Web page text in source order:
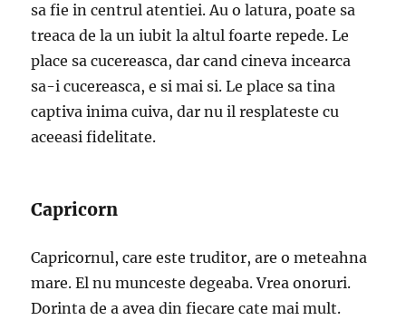
sa fie in centrul atentiei. Au o latura, poate sa
treaca de la un iubit la altul foarte repede. Le
place sa cucereasca, dar cand cineva incearca
sa-i cucereasca, e si mai si. Le place sa tina
captiva inima cuiva, dar nu il resplateste cu
aceeasi fidelitate.
Capricorn
Capricornul, care este truditor, are o meteahna
mare. El nu munceste degeaba. Vrea onoruri.
Dorinta de a avea din fiecare cate mai mult.